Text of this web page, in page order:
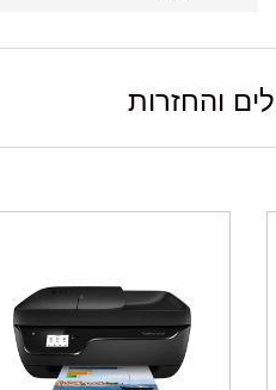
והחזרות